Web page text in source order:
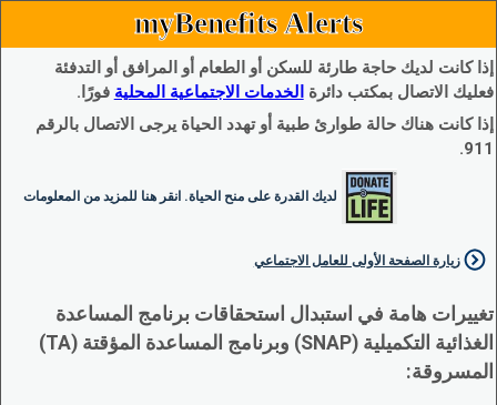
myBenefits Alerts
إذا كانت لديك حاجة طارئة للسكن أو الطعام أو المرافق أو التدفئة
فعليك الاتصال بمكتب دائرة الخدمات الاجتماعية المحلية فورًا.
إذا كانت هناك حالة طوارئ طبية أو تهدد الحياة يرجى الاتصال بالرقم
911.
لديك القدرة على منح الحياة. انقر هنا للمزيد من المعلومات
زيارة الصفحة الأولى للعامل الاجتماعي
تغييرات هامة في استبدال استحقاقات برنامج المساعدة
الغذائية التكميلية (SNAP) وبرنامج المساعدة المؤقتة (TA)
المسروقة: